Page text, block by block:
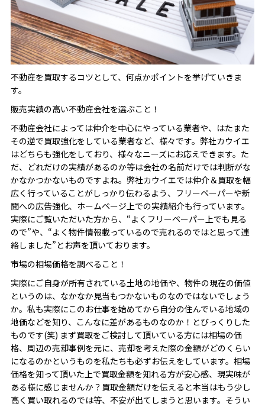
不動産を買取するコツとして、何点かポイントを挙げていきま
す。
販売実績の高い不動産会社を選ぶこと！
不動産会社によっては仲介を中心にやっている業者や、はたまた
その逆で買取強化をしている業者など、様々です。弊社カウイエ
はどちらも強化をしており、様々なニーズにお応えできます。た
だ、どれだけの実績があるのか等は会社の名前だけでは判断がな
かなかつかないものですよね。弊社カウイエでは仲介＆買取を幅
広く行っていることがしっかり伝わるよう、フリーペーパーや新
聞への広告強化、ホームページ上での実績紹介も行っています。
実際にご覧いただいた方から、“よくフリーペーパー上でも見る
ので”や、“よく物件情報載っているので売れるのではと思って連
絡しました”とお声を頂いております。
市場の相場価格を調べること！
実際にご自身が所有されている土地の地価や、物件の現在の価値
というのは、なかなか見当もつかないものなのではないでしょう
か。私も実際にこのお仕事を始めてから自分の住んでいる地域の
地価などを知り、こんなに差があるものなのか！とびっくりした
ものです(笑) まず買取をご検討して頂いている方には相場の価
格、周辺の売却事例を元に、売却を考えた際の金額がどのくらい
になるのかというものを私たちも必ずお伝えをしています。相場
価格を知って頂いた上で買取金額を知れる方が安心感、現実味が
ある様に感じませんか？買取金額だけを伝えると本当はもう少し
高く買い取れるのでは等、不安が出てしまうと思います。そうい